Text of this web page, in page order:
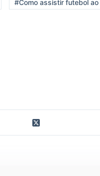
#Como assistir futebol